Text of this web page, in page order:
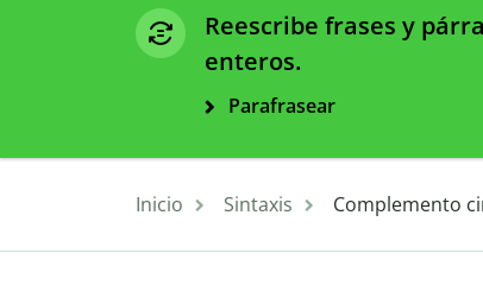
Reescribe frases y
enteros.
Parafrasear
Inicio Sintaxis Complemento